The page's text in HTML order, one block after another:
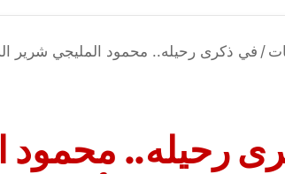
/ في ذكرى رحيله.. محمود المليجي شرير
رحيله.. محمود